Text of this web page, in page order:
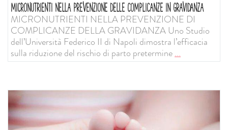
MICRONUTRIENTI NELLA PREVENZIONE DELLE COMPLICANZE IN GRAVIDANZA
MICRONUTRIENTI NELLA PREVENZIONE DI
COMPLICANZE DELLA GRAVIDANZA Uno Studio
dell’Università Federico II di Napoli dimostra l’efficacia
sulla riduzione del rischio di parto pretermine...